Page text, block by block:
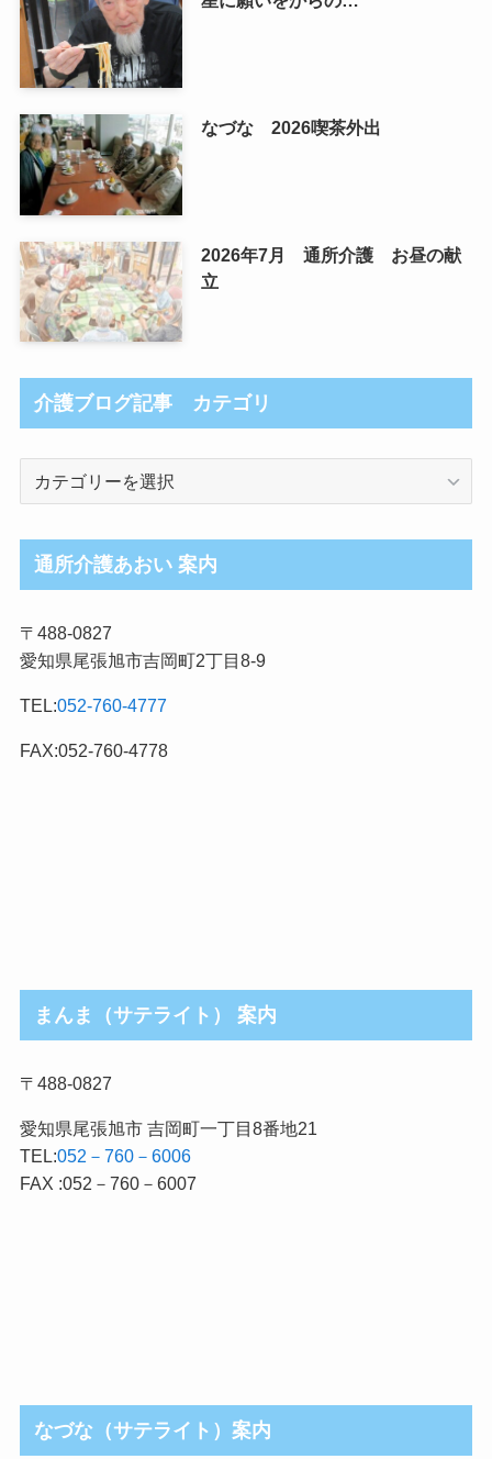
なづな 2026喫茶外出
2026年7月 通所介護 お昼の献
立
介護ブログ記事 カテゴリ
ロ
グ
事
カ
ゴ
リ
通所介護あおい 案内
〒488-0827
愛知県尾張旭市吉岡町2丁目8-9
TEL:052-760-4777
FAX:052-760-4778
まんま（サテライト） 案内
〒488-0827
愛知県尾張旭市 吉岡町一丁目8番地21
TEL:052－760－6006
FAX :052－760－6007
なづな（サテライト）案内